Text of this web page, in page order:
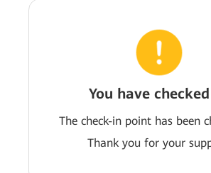
You have
The check-in point has been
Thank you for your